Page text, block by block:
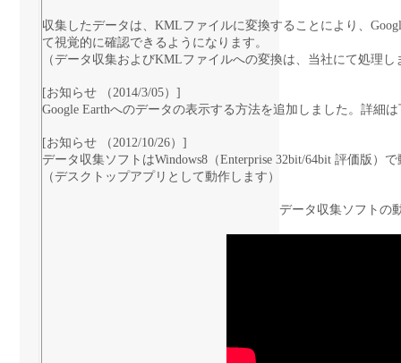
収集したデータは、KMLファイルに変換することにより、
て視覚的に確認できるようになります。
（データ収集およびKMLファイルへの変換は、当社にて処理し
[お知らせ （2014/3/05）]
Google Earthへのデータの表示する方法を追加しました。詳細
[お知らせ （2012/10/26）]
データ収集ソフトはWindows8（Enterprise 32bit/64bit 評価版）
（デスクトップアプリとして動作します）
データ収集ソフトの